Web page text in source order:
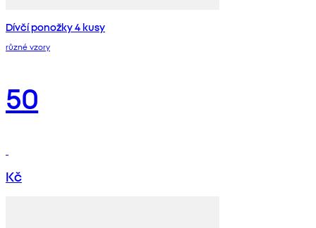
Dívčí ponožky 4 kusy
různé vzory
50
Kč